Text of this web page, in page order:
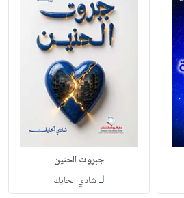
جبروت الحنين
لـشادي الحايك